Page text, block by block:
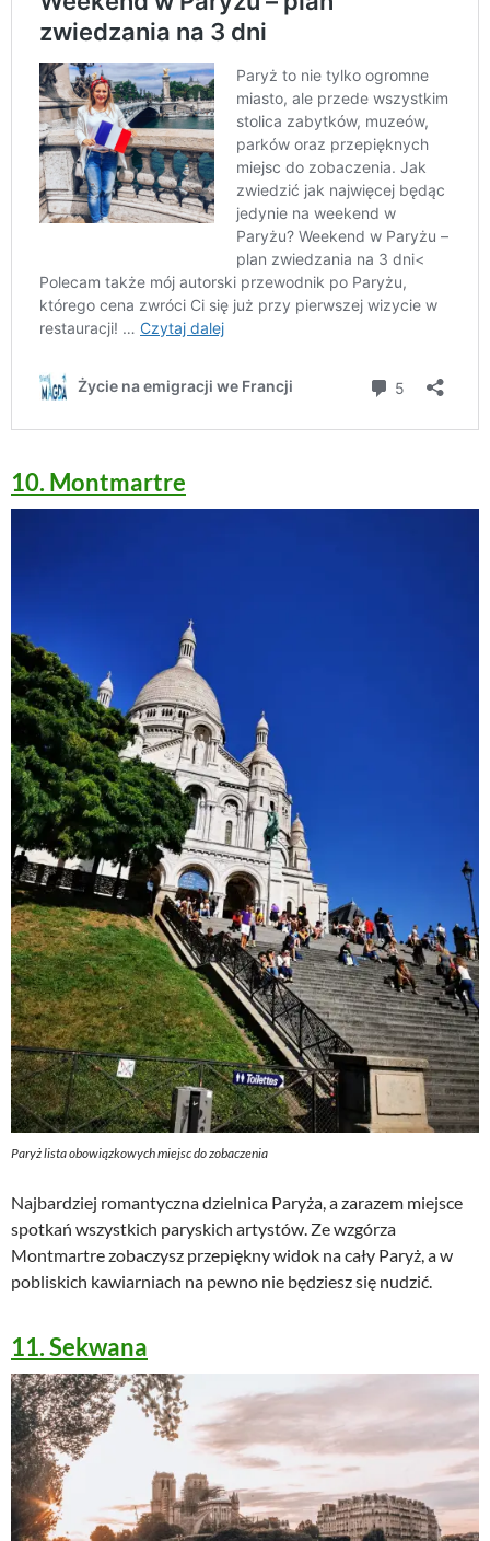
10. Montmartre
Paryż lista obowiązkowych miejsc do zobaczenia
Najbardziej romantyczna dzielnica Paryża, a zarazem miejsce
spotkań wszystkich paryskich artystów. Ze wzgórza
Montmartre zobaczysz przepiękny widok na cały Paryż, a w
pobliskich kawiarniach na pewno nie będziesz się nudzić.
11. Sekwana